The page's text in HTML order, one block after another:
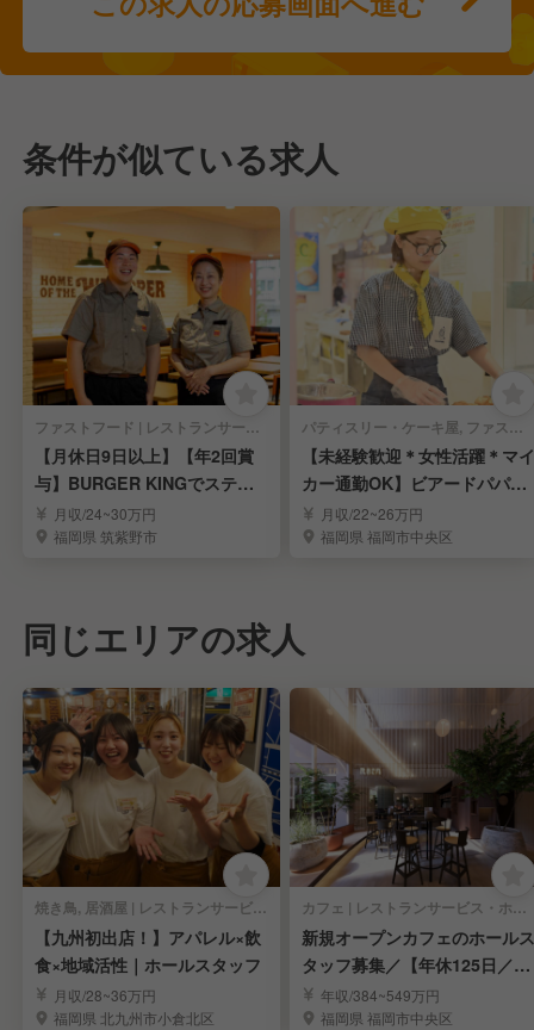
条件が似ている求人
ファストフード | レストランサービス・ホールスタッフ
【月休日9日以上】【年2回賞
与】BURGER KINGでステッ
プアップ
月収/24~30万円
福岡県 筑紫野市
パティスリー・ケーキ屋, ファストフード | レストランサービス・ホールスタッフ
【未経験歓迎＊女性活躍＊マイ
カー通勤OK】ビアードパパの
店舗スタッフを募集
月収/22~26万円
福岡県 福岡市中央区
同じエリアの求人
焼き鳥, 居酒屋 | レストランサービス・ホールスタッフ
【九州初出店！】アパレル×飲
食×地域活性｜ホールスタッフ
月収/28~36万円
福岡県 北九州市小倉北区
カフェ | レストランサービス・ホールスタッフ
新規オープンカフェのホールス
タッフ募集／【年休125日／完
全週休2日制】
年収/384~549万円
福岡県 福岡市中央区